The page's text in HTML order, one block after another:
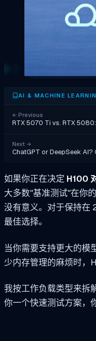
AI & MACHINE
← Previous
RTX 5070 Ti vs. RTX
Next →
ChatGPT or DeepSeek AI?
如果你正在决定 H100
大多数"基准测试"在你
没有意义。对于保持在
最佳选择。
当你需要支持更大的模
少内存管理的麻烦时，
我按工作负载类型来拆
你一个快速测试方案，